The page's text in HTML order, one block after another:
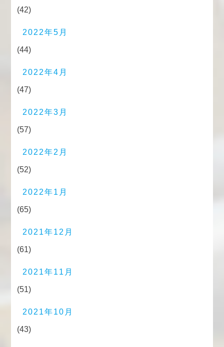
(42)
2022年5月
(44)
2022年4月
(47)
2022年3月
(57)
2022年2月
(52)
2022年1月
(65)
2021年12月
(61)
2021年11月
(51)
2021年10月
(43)